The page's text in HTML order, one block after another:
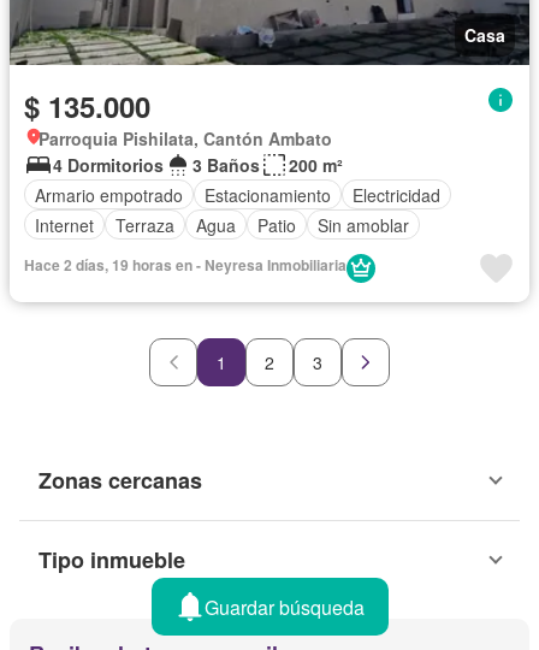
Casa
$ 135.000
Parroquia Pishilata, Cantón Ambato
4 Dormitorios
3 Baños
200 m²
Armario empotrado
Estacionamiento
Electricidad
Internet
Terraza Agua Patio Sin amoblar
Hace 2 días, 19 horas en - Neyresa Inmobiliaria
1 2 3
Zonas cercanas
Tipo inmueble
Guardar búsqueda